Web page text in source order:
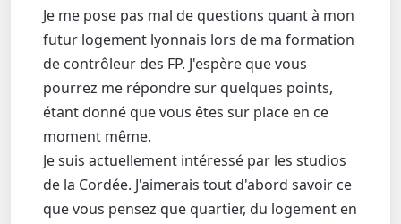
Je me pose pas mal de questions quant à mon
futur logement lyonnais lors de ma formation
de contrôleur des FP. J'espère que vous
pourrez me répondre sur quelques points,
étant donné que vous êtes sur place en ce
moment même.
Je suis actuellement intéressé par les studios
de la Cordée. J'aimerais tout d'abord savoir ce
que vous pensez que quartier, du logement en